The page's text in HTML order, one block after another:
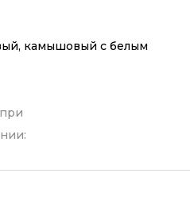
камышовый с белым